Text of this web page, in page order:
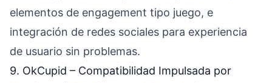
elementos de engagement tipo juego, e
integración de redes sociales para experiencia
de usuario sin problemas.
9. OkCupid – Compatibilidad Impulsada por